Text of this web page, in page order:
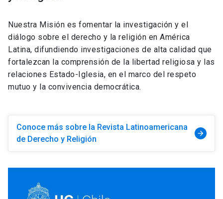
Nuestra Misión es fomentar la investigación y el
diálogo sobre el derecho y la religión en América
Latina, difundiendo investigaciones de alta calidad que
fortalezcan la comprensión de la libertad religiosa y las
relaciones Estado-Iglesia, en el marco del respeto
mutuo y la convivencia democrática.
Conoce más sobre la Revista Latinoamericana
de Derecho y Religión
arrow_forward